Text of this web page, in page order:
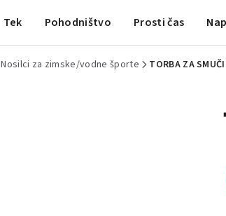
Tek Pohodništvo Prosti čas
Nosilci za zimske/vodne športe TORBA ZA